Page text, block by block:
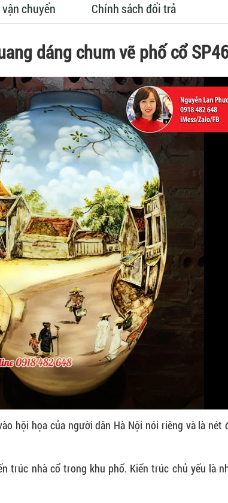
chuyển Chính sách đổi trả
dáng chum vẽ phố cổ
hội họa của người dân Hà Nội nói riêng và là nét
trúc nhà cổ trong khu phố. Kiến trúc chủ yếu là